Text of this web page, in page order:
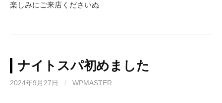
楽しみにご来店くださいぬ
ナイトスパ初めました
2024年9月27日 / WPMASTER